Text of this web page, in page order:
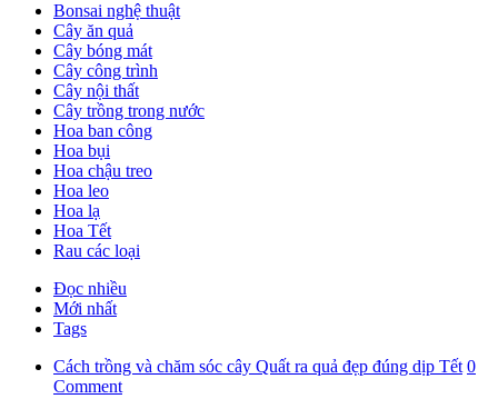
Bonsai nghệ thuật
Cây ăn quả
Cây bóng mát
Cây công trình
Cây nội thất
Cây trồng trong nước
Hoa ban công
Hoa bụi
Hoa chậu treo
Hoa leo
Hoa lạ
Hoa Tết
Rau các loại
Đọc nhiều
Mới nhất
Tags
Cách trồng và chăm sóc cây Quất ra quả đẹp đúng dịp Tết 0
Comment